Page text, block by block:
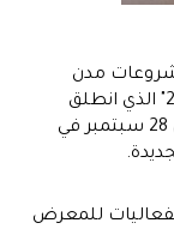
مدن
متميزة في عهد خادم الحرمين الشريفين 2022" الذي انطلق
مساء اليوم السبت الموافق 24 سبتمبر حتى 28 سبتمبر في
لفعاليات للمعرض